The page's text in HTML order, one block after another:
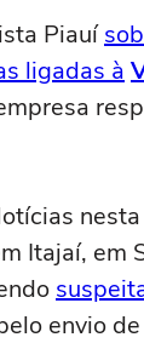
Piauí
ligadas à
Itajaí, em
envio de